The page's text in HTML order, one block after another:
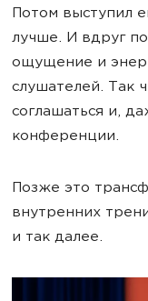
Потом выступил
лучше. И вдруг
ощущение и
слушателей. Так
соглашаться и,
конференции.
Позже это
внутренних
и так далее.